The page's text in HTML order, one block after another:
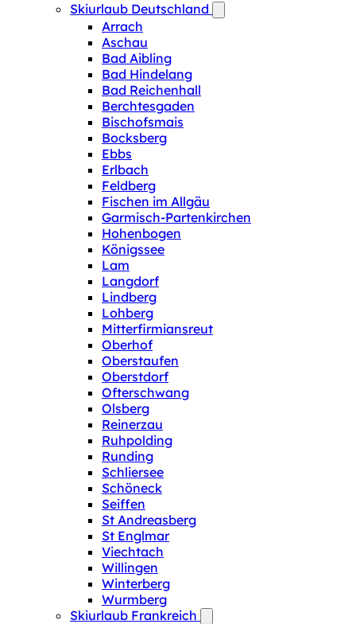
Skiurlaub Deutschland
Arrach
Aschau
Bad Aibling
Bad Hindelang
Bad Reichenhall
Berchtesgaden
Bischofsmais
Bocksberg
Ebbs
Erlbach
Feldberg
Fischen im Allgäu
Garmisch-Partenkirchen
Hohenbogen
Königssee
Lam
Langdorf
Lindberg
Lohberg
Mitterfirmiansreut
Oberhof
Oberstaufen
Oberstdorf
Ofterschwang
Olsberg
Reinerzau
Ruhpolding
Runding
Schliersee
Schöneck
Seiffen
St Andreasberg
St Englmar
Viechtach
Willingen
Winterberg
Wurmberg
Skiurlaub Frankreich